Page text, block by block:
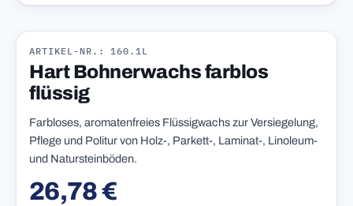
ARTIKEL-NR.: 160.1L
Hart Bohnerwachs farblos
flüssig
Farbloses, aromatenfreies Flüssigwachs zur Versiegelung,
Pflege und Politur von Holz-, Parkett-, Laminat-, Linoleum-
und Natursteinböden.
Regulärer Preis:
26,78 €